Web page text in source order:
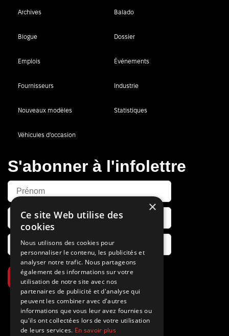
Archives Balado
Blogue Dossier
Emplois Événements
Fournisseurs Industrie
Nouveaux modèles Statistiques
Véhicules d’occasion
S'abonner à l'infolettre
S’abonner
×
Ce site Web utilise des
cookies
Nous utilisons des cookies pour
personnaliser le contenu, les publicités et
analyser notre trafic. Nous partageons
également des informations sur votre
utilisation de notre site avec nos
partenaires de publicité et d'analyse qui
peuvent les combiner avec d'autres
informations que vous leur avez fournies ou
qu'ils ont collectées lors de votre utilisation
de leurs services. En savoir plus